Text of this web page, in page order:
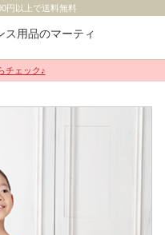
円以上で送料無料
チェック♪